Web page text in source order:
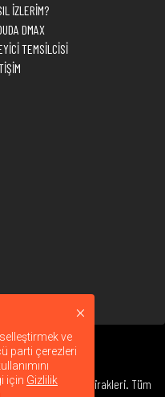
İZLERİM?
DMAX
TEMSİLCİSİ
kuruluşları ve iştirakleri. Tüm
ve
parti çerezleri
için Gizlilik